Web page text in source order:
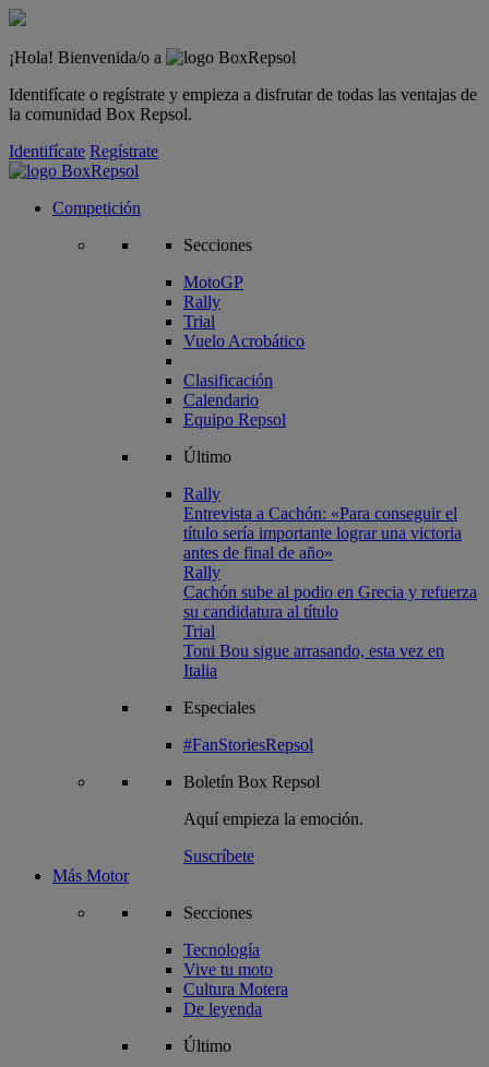
¡Hola! Bienvenida/o a
Identifícate o regístrate y empieza a disfrutar de todas las ventajas de
la comunidad Box Repsol.
Identifícate Regístrate
Competición
Secciones
MotoGP
Rally
Trial
Vuelo Acrobático
Clasificación
Calendario
Equipo Repsol
Último
Rally
Entrevista a Cachón: «Para conseguir el
título sería importante lograr una victoria
antes de final de año»
Rally
Cachón sube al podio en Grecia y refuerza
su candidatura al título
Trial
Toni Bou sigue arrasando, esta vez en
Italia
Especiales
#FanStoriesRepsol
Boletín Box Repsol
Aquí empieza la emoción.
Suscríbete
Más Motor
Secciones
Tecnología
Vive tu moto
Cultura Motera
De leyenda
Último